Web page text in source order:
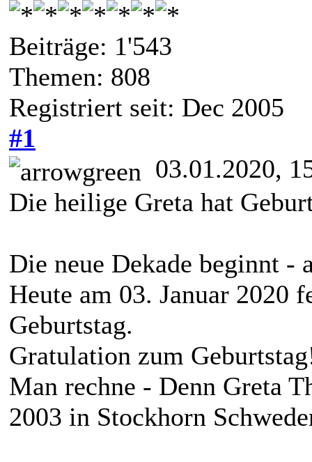
Beiträge: 1'543
Themen: 808
Registriert seit: Dec 2005
#1
03.01.2020,
Die heilige Greta hat
Die neue Dekade beginnt -
Heute am 03. Januar 2020
Geburtstag.
Gratulation zum
Man rechne - Denn Greta
2003 in Stockhorn